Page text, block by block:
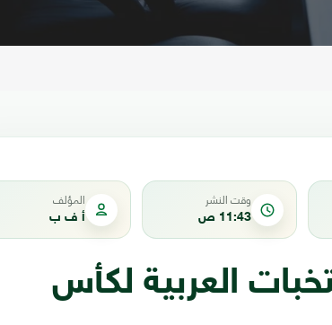
وقت النشر
11:43 ص
المؤلف
أ ف ب
العربية لكأس